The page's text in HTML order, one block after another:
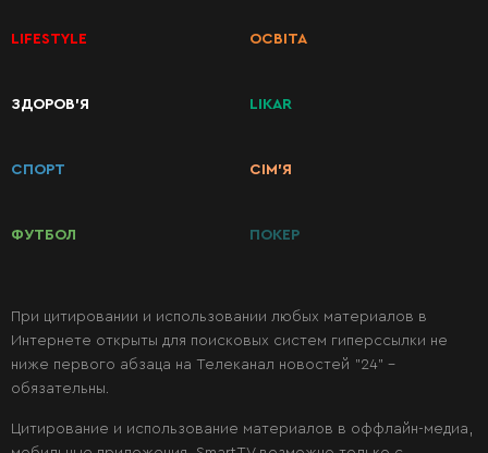
LIFESTYLE
ЗДОРОВ’Я
СПОРТ
ФУТБОЛ
ОСВІТА
LIKAR
СІМ’Я
ПОКЕР
При цитировании и использовании любых материалов в
Интернете открыты для поисковых систем гиперссылки не
ниже первого абзаца на Телеканал новостей "24" -
обязательны.
Цитирование и использование материалов в оффлайн-медиа,